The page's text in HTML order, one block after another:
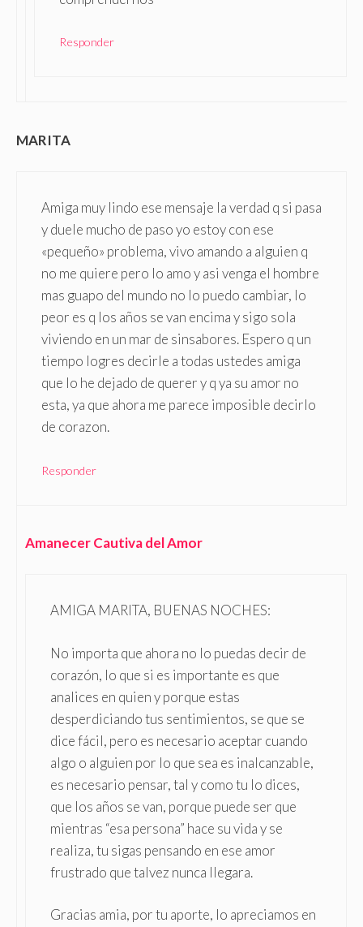
Responder
MARITA
Amiga muy lindo ese mensaje la verdad q si pasa
y duele mucho de paso yo estoy con ese
«pequeño» problema, vivo amando a alguien q
no me quiere pero lo amo y asi venga el hombre
mas guapo del mundo no lo puedo cambiar, lo
peor es q los años se van encima y sigo sola
viviendo en un mar de sinsabores. Espero q un
tiempo logres decirle a todas ustedes amiga
que lo he dejado de querer y q ya su amor no
esta, ya que ahora me parece imposible decirlo
de corazon.
Responder
Amanecer Cautiva del Amor
AMIGA MARITA, BUENAS NOCHES:
No importa que ahora no lo puedas decir de
corazón, lo que si es importante es que
analices en quien y porque estas
desperdiciando tus sentimientos, se que se
dice fácil, pero es necesario aceptar cuando
algo o alguien por lo que sea es inalcanzable,
es necesario pensar, tal y como tu lo dices,
que los años se van, porque puede ser que
mientras “esa persona” hace su vida y se
realiza, tu sigas pensando en ese amor
frustrado que talvez nunca llegara.
Gracias amia, por tu aporte, lo apreciamos en